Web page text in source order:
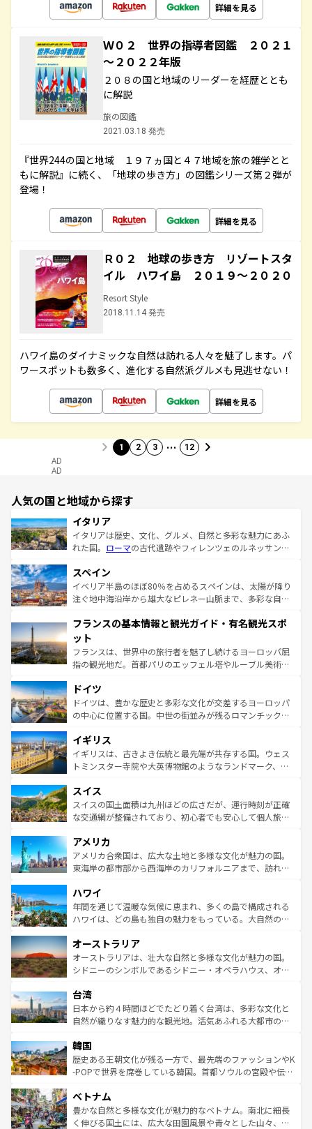
詳細を見る
Ｗ０２ 世界の指導者図鑑 ２０２１
～２０２２年版
２０８の国と地域のリーダーを経歴ととも
に解説
旅の図鑑
2021.03.18 発売
『世界244の国と地域 １９７ヵ国と４７地域を旅の雑学とと
もに解説』に続く、「地球の歩き方」の図鑑シリーズ第２弾が
登場！
詳細を見る
Ｒ０２ 地球の歩き方 リゾートスタ
イル ハワイ島 ２０１９～２０２０
Resort Style
2018.11.14 発売
ハワイ島のダイナミックな自然は訪れる人々を魅了します。パ
ワースポットも数多く、進化する自然派グルメも見逃せない！
詳細を見る
1 2 3 … 12
AD
AD
人気の国と地域から探す
イタリア
イタリアは歴史、文化、グルメ、自然と多彩な魅力にあふ
れた国。 ローマの古代遺跡やフィレンツェのルネッサンス
ろん、トスカーナの美しい田園風景やアマルフィ海岸の絶
景など、自然景観も見逃せない。観光の合間には、本場の
ピザやパスタなど、絶品のイタリア料理を堪能することも
ませてくれるイタリアで、忘れられない旅をしてみよう！
なお、新着のイタリア情報は
しい。
スペイン
イベリア半島のほぼ80％を占めるスペインは、太陽が降り
注ぐ地中海沿岸から雄大なピレネー山脈まで、多彩な自然
文化が根付くこの国では、情熱的なフラメンコ、熱気あふ
れる闘牛、そして美味しいタパスが生活の一部となってい
る。首都マドリードの洗練された雰囲気や、バルセロナの
アートに溢れた街角から、地方では古代ローマ遺跡や中世
せる。地方によって風土や気候が異なるスペインはその個
性で訪れる人を魅了する。 なお、新着のスペイン情報は コ
ンテンツ一覧を参照してほしい。
フランスの基本情報と観光ガイド・有名観光スポ
ット
フランスは、世界中の旅行者を魅了し続けるヨーロッパ屈
指の観光地だ。首都パリのエッフェル塔やルーブル美術館
で、幅広い魅力が詰まっている。華麗な宮殿、歴史的な大
聖堂、美しいビーチ、そして豊かな自然が、訪れる者を心
から魅了する。また、フランスは美食の国としても知ら
いる。シャンパンの発祥地であるランス、プロヴァンスの
香り高いラベンダー畑など、多彩な楽しみ方が可能だ。さ
らに、パリ以外の地域にも魅力が溢れており、どの街角に
れる地方に足を運ぶとそれぞれで全く異なる文化を体験で
きるだろう。 なお、新着のフランス情報はコンテンツ一覧
を参照してほしい。
ドイツ
ドイツは、豊かな歴史と多彩な文化が交差するヨーロッパ
の中心に位置する国。中世の街並みが残るロマンチック街
顔を持つこの国は、どこを歩いても飽きることがない。ベ
ルリンの文化的活気、バイエルン州のアルプスの絶景、そ
してライン川沿いのワイン畑といった風景は必見。ビール
は、お酒好きな人にはぜひ体験してほしい。 なお、新着の
ドイツ情報はコンテンツ一覧を参照してほしい。
イギリス
イギリスは、古きよき伝統と最先端が共存する国。ウェス
トミンスター寺院や大英博物館のようなランドマーク、歴
リアごとに異なる魅力がある。また、優雅なアフタヌーン
ティー、ビール好きにはたまらない英国パブ、サッカー観
戦など、本場だからこそできる体験も豊富。イギリスを旅
ンツ一覧を参照してほしい。
スイス
スイスの国土面積は九州ほどの広さだが、運行時刻が正確
な交通網が整備されており、初心者でも安心して個人旅行
の建物がそのまま残る町や、スイスならではのユニークな
博物館もあり、アルプス観光だけでなく町歩きも満喫する
ことができる。国民の所得が高いため物価も高いが、旅行
ば市内交通費無料で観光を楽しむこともできる。 なお、新
着のスイス情報はコンテンツ一覧 を参照してほしい。
アメリカ
アメリカ合衆国は、広大な土地と多様な文化が魅力の国。
東海岸の都市部から西海岸のカリフォルニアまで、訪れる
のような巨大都市は、観光、ショッピング、エンターテイ
ンメントが詰まった刺激的なスポットだ。一方、アメリカ
西部には大自然が広がり、グランドキャニオンやイエロー
部のニューオーリンズでは、音楽と美食が融合した独特の
文化が魅力。旅行者はアメリカの各地域で異なる魅力を楽
しみながら、その多様性と豊かな歴史を感じることができ
ならではの贅沢な旅のスタイルだ。 なお、新着のアメリカ
情報はコンテンツ一覧を参照してほしい。
ハワイ
年間を通じて温暖な気候に恵まれ、多くの島で構成される
ハワイは、どの島も独自の魅力をもっている。大自然の神
ワイ島は見逃せない。また、定番の観光地といえばオアフ
島だが、静かな自然を求めるならマウイ島やカウアイ島が
おすすめ。エメラルドグリーンに輝く海をはじめ、豊かな
れるおもてなしの心で訪れる人々を迎えてくれるハワイの
人々、おいしいローカルフードやハワイアンミュージッ
ク、伝統的なフラダンスなど、すべてがハワイの魅力を彩
ワイを、存分に味わってほしい。 なお、新着のハワイ情報
はコンテンツ一覧を参照してほしい。
オーストラリア
オーストラリアは、壮大な自然と多様な文化が魅力の国。
シドニーのシンボルであるシドニー・オペラハウス、オー
リアリーフや大陸中央部にそびえるウルル（エアーズロッ
ク）、タスマニアの美しい原生林やケアンズの熱帯雨林な
ど、見どころがたくさん。また、カフェやワイン、オージ
いる。アクティビティも充実しており、サーフィンやダイ
ビング、ハイキングなど、アウトドア好きにはたまらな
い。オーストラリアの多彩な魅力を存分に味わいつくそ
参照してほしい。
台湾
日本から約４時間ほどでたどり着く台湾は、多彩な文化と
自然が織りなす魅力的な観光地。活気あふれる大都市の台
ン）、静ひつな山岳地帯である台湾東部など、都市の喧騒
と山間の静けさが共存しており、訪れる人に新しい発見と
驚きをもたらしてくれる。また、奥深い台湾の食文化も魅
容にもいいと評判のスイーツなど、バラエティ豊かな料理
が味わえる。 なお、新着の台湾情報は コンテンツ一覧を参
照してほしい。
韓国
歴史ある王朝文化が残る一方で、最先端のファッションやK
-POPで世界を席巻している韓国。首都ソウルの宮殿や伝統
き、地方に足を延ばせば四季折々の自然美を楽しむことが
できる。そして、キムチや焼肉、絶品のストリートフード
まで、さまざまな韓国料理が待っている。夜には、韓国な
ベトナム
豊かな自然と多様な文化が魅力的なベトナム。南北に細長
く伸びる国土には、広大な田園風景や青々とした山々、世